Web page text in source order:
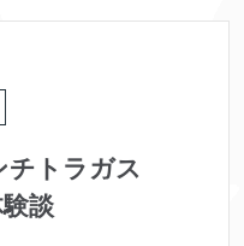
トラガス
験談